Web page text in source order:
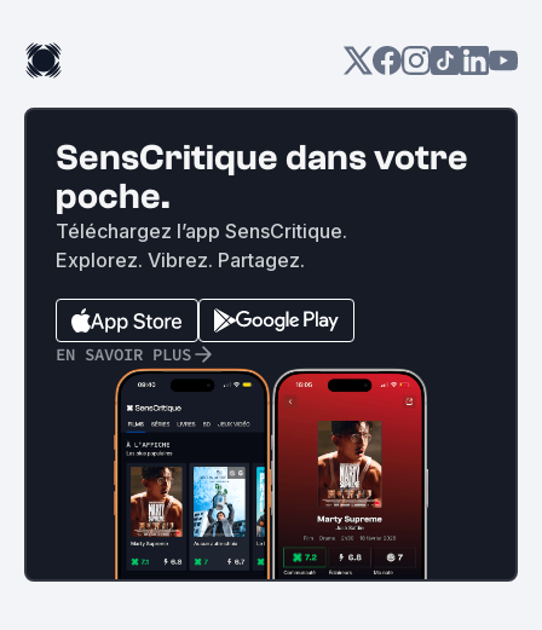
SensCritique dans votre
poche.
Téléchargez l’app SensCritique.
Explorez. Vibrez. Partagez.
EN SAVOIR PLUS